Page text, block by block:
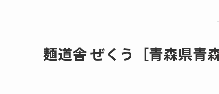
麺道舎 ぜくう［青森県青